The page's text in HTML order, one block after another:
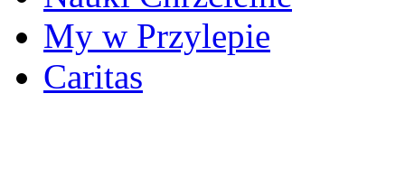
My w Przylepie
Caritas